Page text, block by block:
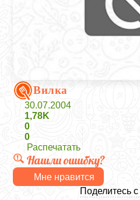
Вилка
30.07.2004
1,78K
0
0
Распечатать
Нашли ошибку?
Мне нравится
Поделитесь